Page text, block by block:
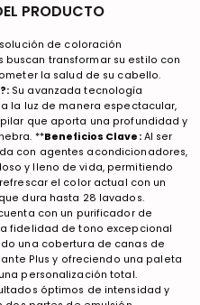
PRODUCTO
solución de coloración
transformar su estilo con
la salud de su cabello.
Su avanzada tecnología
la luz de manera espectacular,
que aporta una profundidad y
**Beneficios Clave:Al ser
con agentes acondicionadores,
y lleno de vida, permitiendo
el color actual con un
dura hasta 28 lavados.
con un purificador de
fidelidad de tono excepcional
una cobertura de canas de
Plus y ofreciendo una paleta
personalización total.
óptimos de intensidad y